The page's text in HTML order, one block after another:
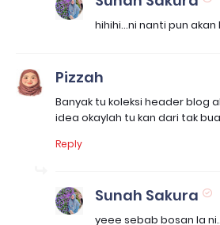
hihihi...ni nanti pun
Pizzah
Banyak tu koleksi header blog
idea okaylah tu kan dari tak
Reply
Sunah Sakura
yeee sebab bosan la